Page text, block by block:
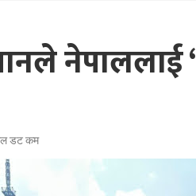
नेपाललाई
डट कम